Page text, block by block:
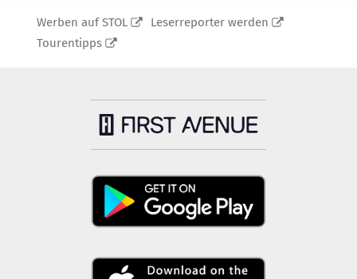
Werben auf STOL
Leserreporter werden
Tourentipps